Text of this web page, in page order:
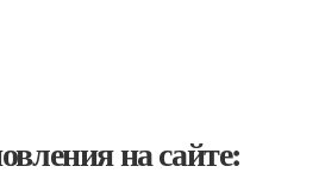
на сайте: